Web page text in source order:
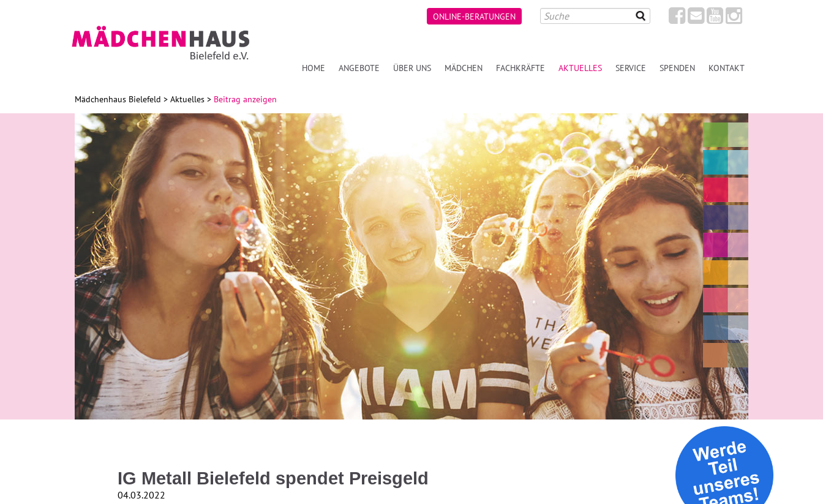
ONLINE-BERATUNGEN
HOME ANGEBOTE ÜBER UNS MÄDCHEN FACHKRÄFTE AKTUELLES SERVICE SPENDEN KONTAKT
Mädchenhaus Bielefeld Aktuelles Beitrag anzeigen
IG Metall Bielefeld spendet Preisgeld
04.03.2022